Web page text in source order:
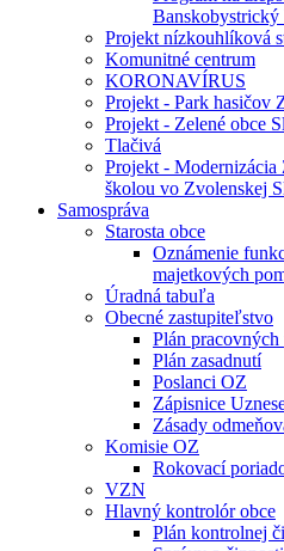
Banskobystrický
Projekt nízkouhlíková
Komunitné centrum
KORONAVÍRUS
Projekt - Park hasičov
Projekt - Zelené obce
Tlačivá
Projekt - Modernizácia
školou vo Zvolenskej
Samospráva
Starosta obce
Oznámenie
majetkových
Úradná tabuľa
Obecné zastupiteľstvo
Plán pracovných
Plán zasadnutí
Poslanci OZ
Zápisnice
Zásady
Komisie OZ
Rokovací
VZN
Hlavný kontrolór obce
Plán kontrolnej